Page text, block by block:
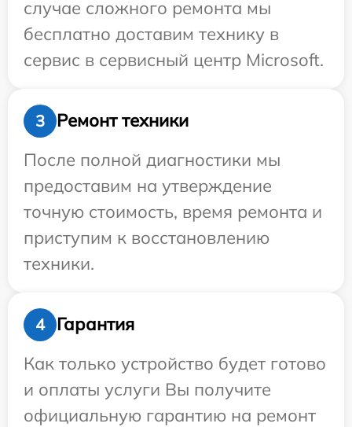
случае сложного ремонта мы
бесплатно доставим технику в
сервис в сервисный центр Microsoft.
3
Ремонт техники
После полной диагностики мы
предоставим на утверждение
точную стоимость, время ремонта и
приступим к восстановлению
техники.
4
Гарантия
Как только устройство будет готово
и оплаты услуги Вы получите
официальную гарантию на ремонт